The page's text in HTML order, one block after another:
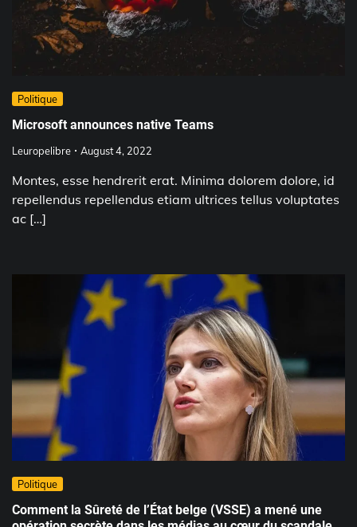
Politique
Microsoft announces native Teams
Leuropelibre August 4, 2022
Montes, esse hendrerit erat. Minima dolorem dolore, id
repellendus repellendus etiam ultrices tellus voluptates
ac […]
Politique
Comment la Sûreté de l’État belge (VSSE) a mené une